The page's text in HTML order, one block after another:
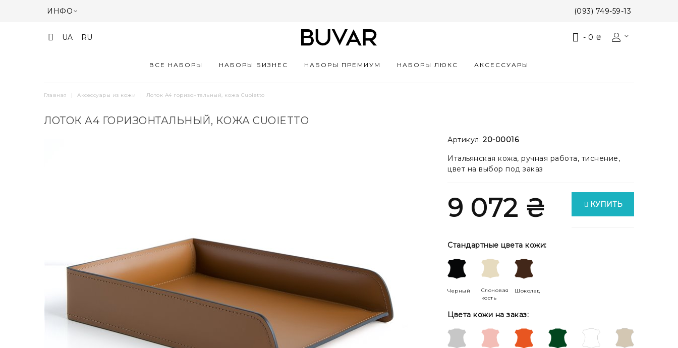
ИНФО (093) 749-59-13
UA RU - 0 ₴
ВСЕ НАБОРЫ НАБОРЫ БИЗНЕС НАБОРЫ ПРЕМИУМ НАБОРЫ ЛЮКС АКСЕССУАРЫ
Главная | Аксессуары из кожи | Лоток А4 горизонтальный, кожа Cuoietto
ЛОТОК А4 ГОРИЗОНТАЛЬНЫЙ, КОЖА CUOIETTO
Артикул: 20-00016
Итальянская кожа, ручная работа, тиснение,
цвет на выбор под заказ
9 072 ₴ КУПИТЬ
Стандартные цвета кожи:
Черный
Слоновая
кость
Шоколад
Цвета кожи на заказ: